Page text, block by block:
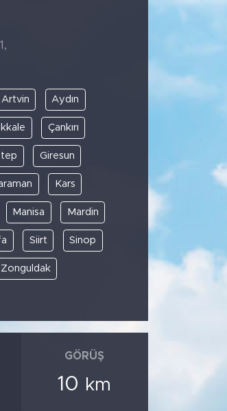
Artvin Aydın
Çankırı
Giresun
Kars
Manisa Mardin
Siirt Sinop
Zonguldak
GÖRÜŞ
10 km